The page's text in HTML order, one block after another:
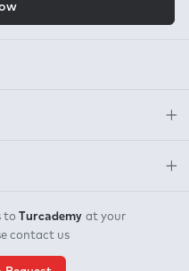
to Turcademy at your
contact us